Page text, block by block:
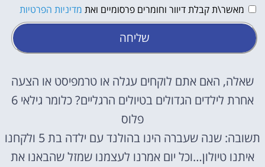
מאשר\ת קבלת דיוור וחומרים פרסומיים ואת מדיניות הפרטיות
שליחה
שאלה, האם אתם לוקחים עגלה או טרמפיסט או הצעה
אחרת לילדים הגדולים בטיולים הרגליים? כלומר גילאי 6
פלוס
תשובה: שנה שעברה הינו בהולנד עם ילדה בת 5 ולקחנו
איתנו טיולון…וכל יום אמרנו לעצמנו שמזל שהבאנו את